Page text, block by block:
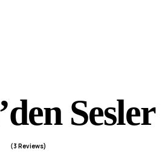
₺
Sesler
(3 Reviews)